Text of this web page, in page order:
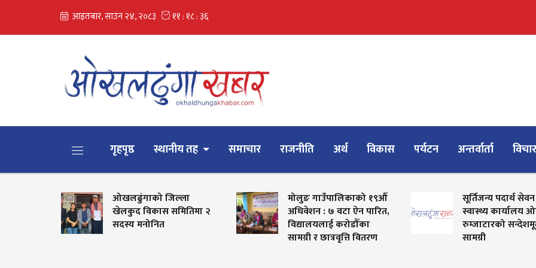
गृहपृष्ठ स्थानीय तह समाचार राजनीति अर्थ विकास पर्यटन अन्तर्वार्ता विचार
ओखलढुंगाको जिल्ला
खेलकुद विकास समितिमा २
सदस्य मनोनित
मोलुङ गाउँपालिकाको १९औँ
अधिवेशन : ७ वटा ऐन पारित,
विद्यालयलाई करोडौँका
सामग्री र छात्रवृत्ति वितरण
सूर्तिजन्य पदार्थ सेवन सम्बन्धी
स्वास्थ्य कार्यालय
रुम्जाटारको सन्देशमूलक